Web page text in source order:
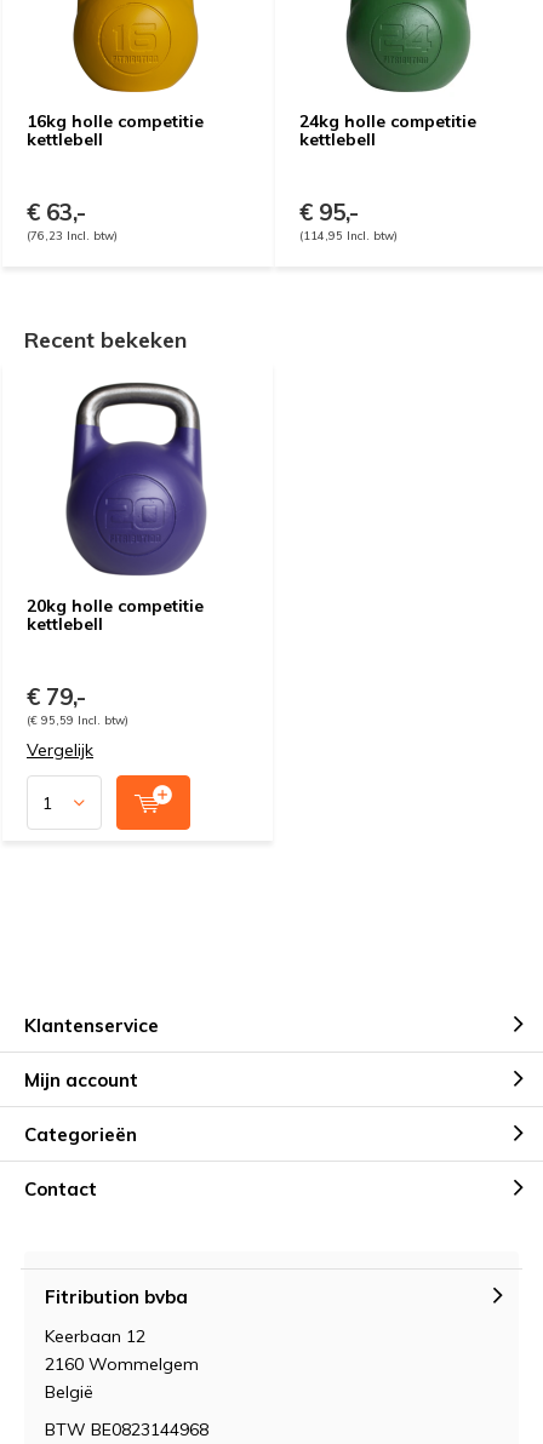
16kg holle competitie
kettlebell
€ 63,-
(76,23 Incl. btw)
24kg holle competitie
kettlebell
€ 95,-
(114,95 Incl. btw)
Recent bekeken
20kg holle competitie
kettlebell
€ 79,-
(€ 95,59 Incl. btw)
Vergelijk
Klantenservice
Mijn account
Categorieën
Contact
Fitribution bvba
Keerbaan 12
2160 Wommelgem
België
BTW BE0823144968